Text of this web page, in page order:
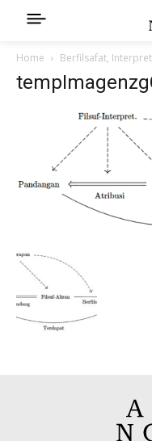
Home Berfilsafat,